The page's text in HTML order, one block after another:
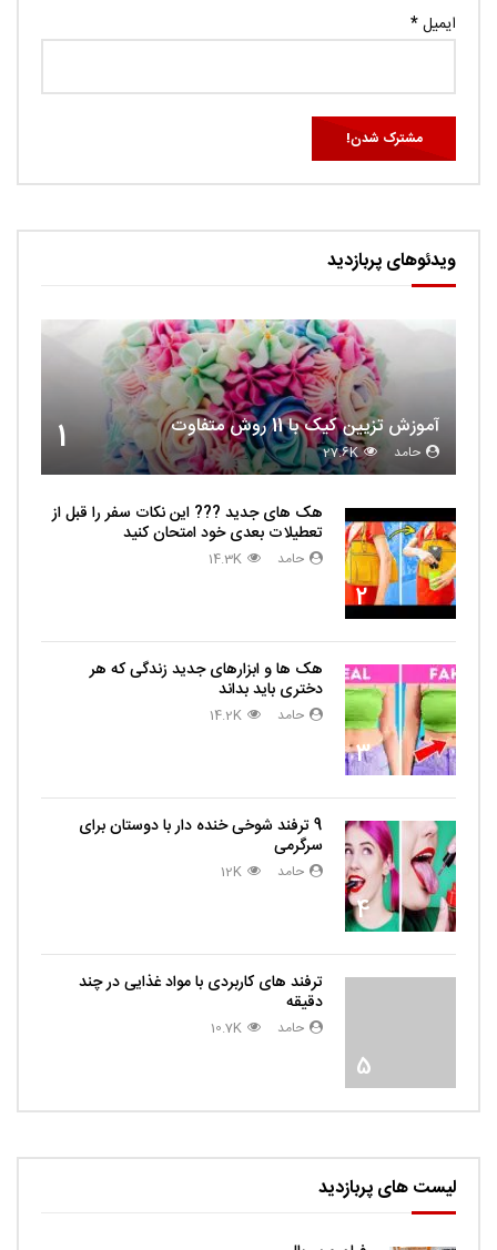
ایمیل*
ویدئوهای پربازدید
1 آموزش تزیین کیک با 11 روش متفاوت
حامد 27.6K
2
هک های جدید ??️? این نکات سفر را قبل از
تعطیلات بعدی خود امتحان کنید
حامد 14.3K
3
هک ها و ابزارهای جدید زندگی که هر
دختری باید بداند
حامد 14.2K
4
9 ترفند شوخی خنده دار با دوستان برای
سرگرمی
حامد 12K
5
ترفند های کاربردی با مواد غذایی در چند
دقیقه
حامد 10.7K
لیست های پربازدید